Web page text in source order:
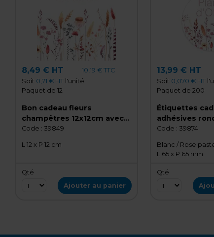
8,49 € HT
10,19 € TTC
Soit 0,71 € HTl'unité
Paquet de 12
Bon cadeau fleurs
champêtres 12x12cm avec
enveloppe – Paquet de 12
Code : 39849
L 12 x P 12 cm
Qté
Ajouter au panier
13,99 € HT
Soit 0,070 € HT
Paquet de 200
Étiquettes
adhésives
d’Offrir" fleurs
Paquet de 200
Code : 39874
Blanc / Rose
L 65 x P 65 mm
Qté